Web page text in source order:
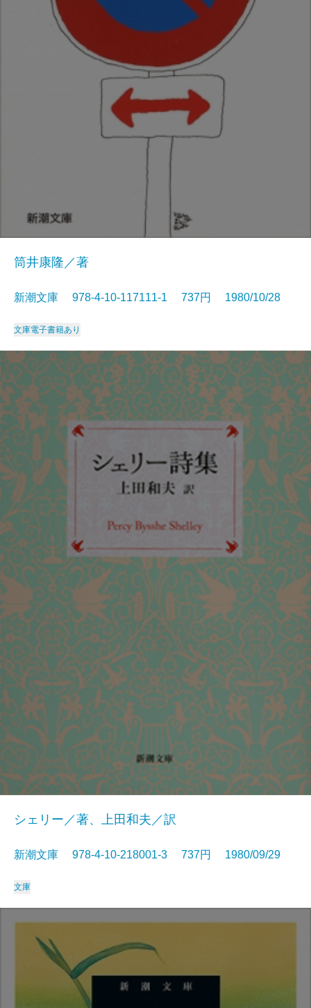
筒井康隆／著
新潮文庫 978-4-10-117111-1 737円 1980/10/28
文庫電子書籍あり
シェリー／著、上田和夫／訳
新潮文庫 978-4-10-218001-3 737円 1980/09/29
文庫